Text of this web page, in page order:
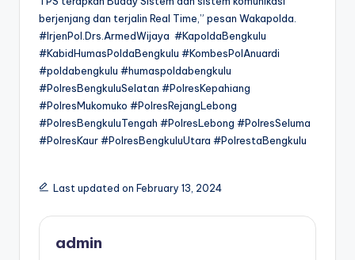
berjenjang dan terjalin Real Time,” pesan Wakapolda.
#IrjenPol.Drs.ArmedWijaya #KapoldaBengkulu
#KabidHumasPoldaBengkulu #KombesPolAnuardi
#poldabengkulu #humaspoldabengkulu
#PolresBengkuluSelatan #PolresKepahiang
#PolresMukomuko #PolresRejangLebong
#PolresBengkuluTengah #PolresLebong #PolresSeluma
#PolresKaur #PolresBengkuluUtara #PolrestaBengkulu
Last updated on February 13, 2024
admin